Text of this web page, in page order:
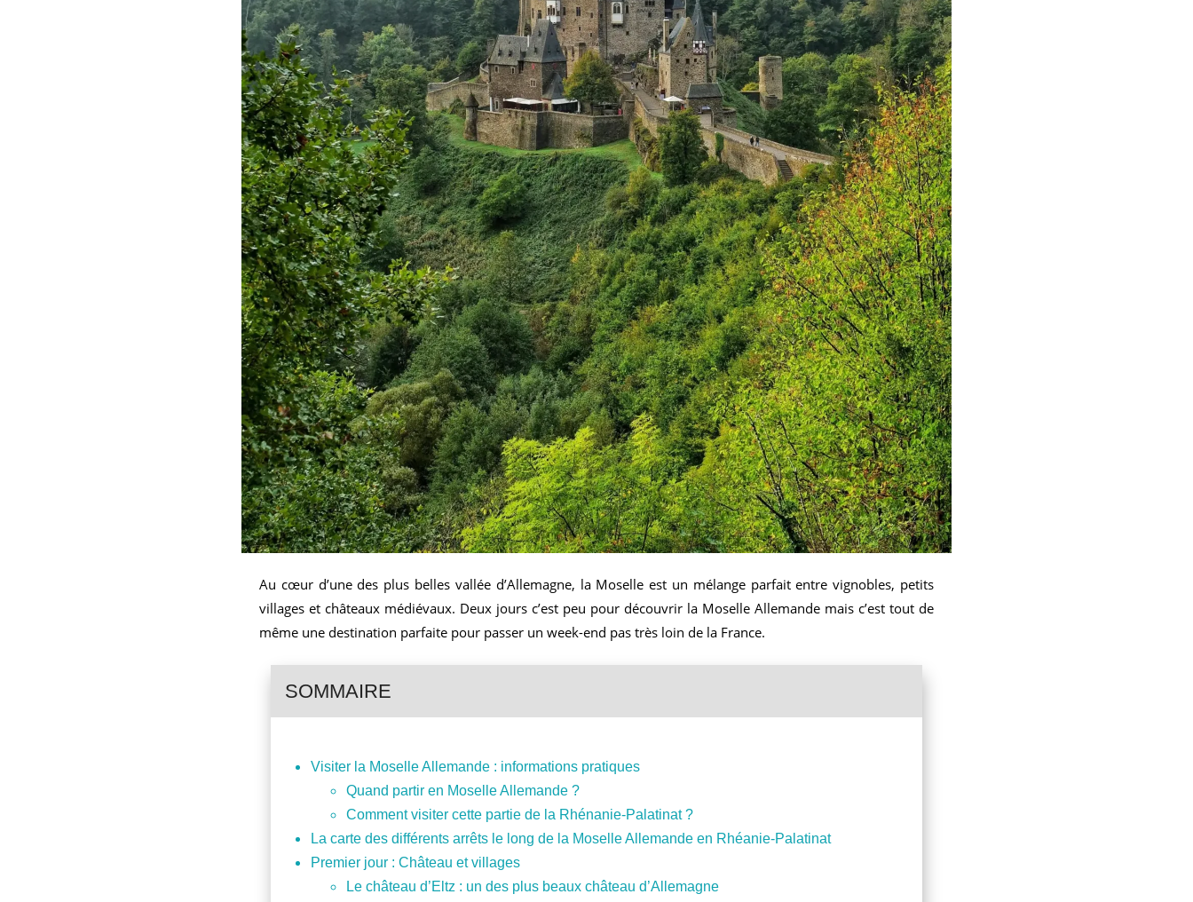
Au cœur d’une des plus belles vallée d’Allemagne, la Moselle est un mélange parfait entre vignobles, petits
villages et châteaux médiévaux. Deux jours c’est peu pour découvrir la Moselle Allemande mais c’est tout de
même une destination parfaite pour passer un week-end pas très loin de la France.
SOMMAIRE
Visiter la Moselle Allemande : informations pratiques
Quand partir en Moselle Allemande ?
Comment visiter cette partie de la Rhénanie-Palatinat ?
La carte des différents arrêts le long de la Moselle Allemande en Rhéanie-Palatinat
Premier jour : Château et villages
Le château d’Eltz : un des plus beaux château d’Allemagne